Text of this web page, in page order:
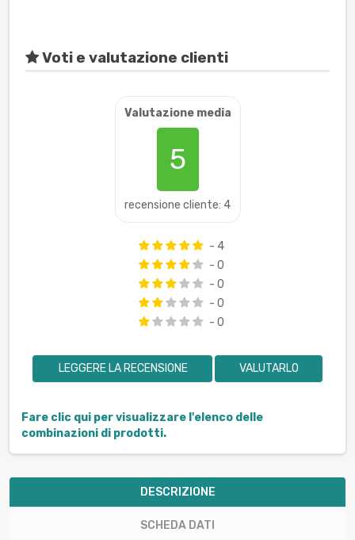
Voti e valutazione clienti
Valutazione media
5
recensione cliente: 4
- 4
- 0
- 0
- 0
- 0
LEGGERE LA RECENSIONE VALUTARLO
Fare clic qui per visualizzare l'elenco delle
combinazioni di prodotti.
DESCRIZIONE
SCHEDA DATI